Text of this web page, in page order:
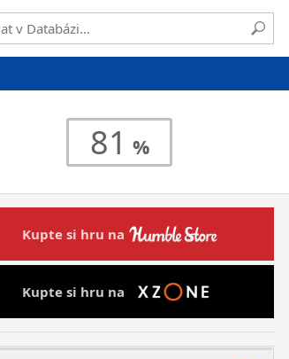
81
Kupte si hru na
Kupte si hru na